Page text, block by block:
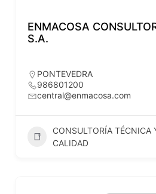
ENMACOSA
S.A.
PONTEVEDRA
986801200
central@enmacosa.com
CONSULTORÍA TÉCNICA
CALIDAD